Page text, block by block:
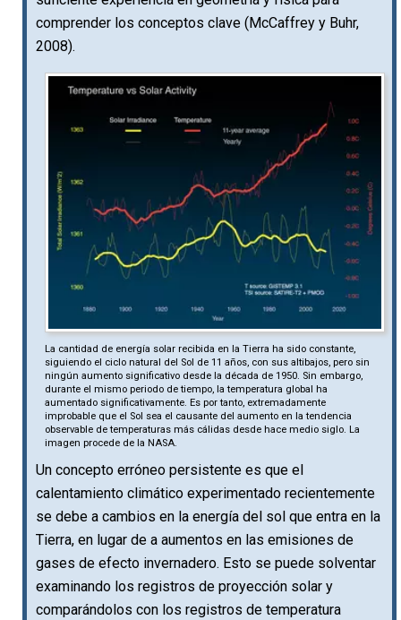
comprender los conceptos clave (McCaffrey y Buhr,
2008).
La cantidad de energía solar recibida en la Tierra ha sido constante,
siguiendo el ciclo natural del Sol de 11 años, con sus altibajos, pero sin
ningún aumento significativo desde la década de 1950. Sin embargo,
durante el mismo periodo de tiempo, la temperatura global ha
aumentado significativamente. Es por tanto, extremadamente
improbable que el Sol sea el causante del aumento en la tendencia
observable de temperaturas más cálidas desde hace medio siglo. La
imagen procede de la NASA.
Un concepto erróneo persistente es que el
calentamiento climático experimentado recientemente
se debe a cambios en la energía del sol que entra en la
Tierra, en lugar de a aumentos en las emisiones de
gases de efecto invernadero. Esto se puede solventar
examinando los registros de proyección solar y
comparándolos con los registros de temperatura